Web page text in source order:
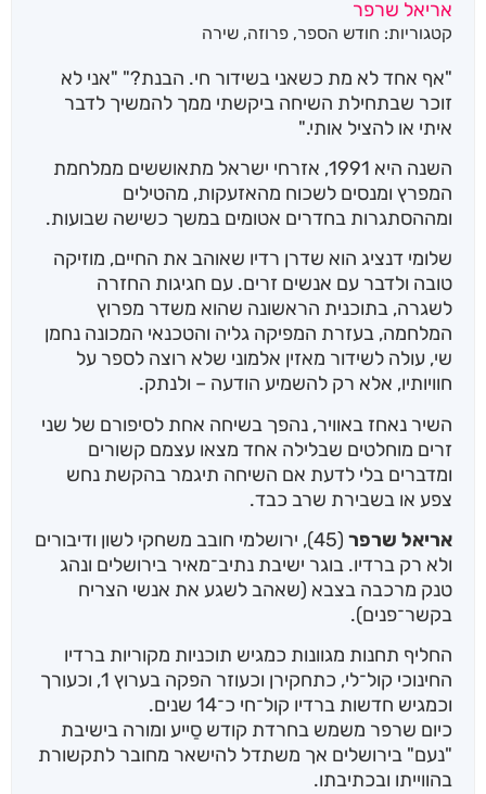
מבוסס על
דירוגים של
אריאל שרפר
קטגוריות: חודש הספר, פרוזה, שירה
"אף אחד לא מת כשאני בשידור חי. הבנת?" "אני לא
זוכר שבתחילת השיחה ביקשתי ממך להמשיך לדבר
איתי או להציל אותי."
השנה היא 1991, אזרחי ישראל מתאוששים ממלחמת
המפרץ ומנסים לשכוח מהאזעקות, מהטילים
ומההסתגרות בחדרים אטומים במשך כשישה שבועות.
שלומי דנציג הוא שדרן רדיו שאוהב את החיים, מוזיקה
טובה ולדבר עם אנשים זרים. עם חגיגות החזרה
לשגרה, בתוכנית הראשונה שהוא משדר מפרוץ
המלחמה, בעזרת המפיקה גליה והטכנאי המכונה נחמן
שי, עולה לשידור מאזין אלמוני שלא רוצה לספר על
חוויותיו, אלא רק להשמיע הודעה – ולנתק.
השיר נאחז באוויר, נהפך בשיחה אחת לסיפורם של שני
זרים מוחלטים שבלילה אחד מצאו עצמם קשורים
ומדברים בלי לדעת אם השיחה תיגמר בהקשת נחש
צפע או בשבירת שרב כבד.
אריאל שרפר
(45), ירושלמי חובב משחקי לשון ודיבורים
ולא רק ברדיו. בוגר ישיבת נתיב־מאיר בירושלים ונהג
טנק מרכבה בצבא (שאהב לשגע את אנשי הצריח
בקשר־פנים).
החליף תחנות מגוונות כמגיש תוכניות מקוריות ברדיו
החינוכי קול־לי, כתחקירן וכעוזר הפקה בערוץ 1, וכעורך
וכמגיש חדשות ברדיו קול־חי כ־14 שנים.
כיום שרפר משמש בחרדת קודש סַייע ומורה בישיבת
"נעם" בירושלים אך משתדל להישאר מחובר לתקשורת
בהווייתו ובכתיבתו.